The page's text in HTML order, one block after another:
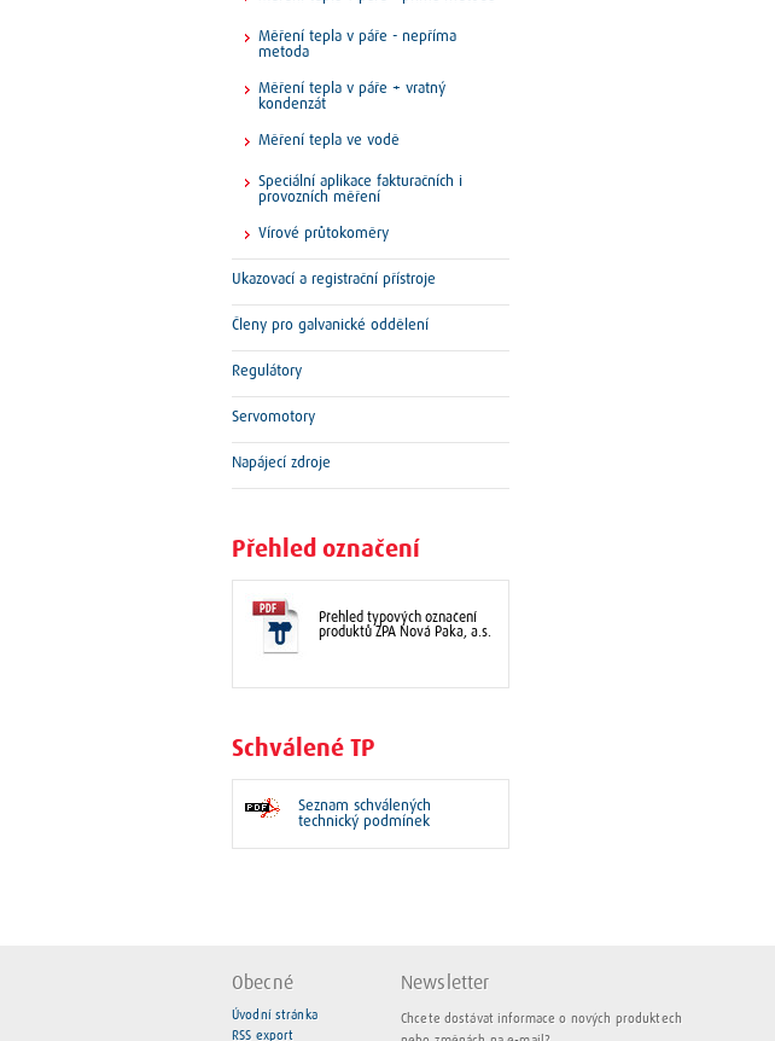
Měření tepla v páře - nepříma
metoda
Měření tepla v páře + vratný
kondenzát
Měření tepla ve vodě
Speciální aplikace fakturačních i
provozních měření
Vírové průtokoměry
Ukazovací a registrační přístroje
Členy pro galvanické oddělení
Regulátory
Servomotory
Napájecí zdroje
Přehled označení
Přehled typových označení
produktů ZPA Nová Paka, a.s.
Schválené TP
Seznam schválených
technický podmínek
Obecné
Úvodní stránka
RSS export
Newsletter
Chcete dostávat informace o nových produktech